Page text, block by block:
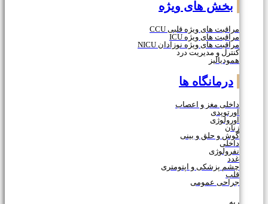
بخش های ویژه
مراقبت های ویژه قلبی CCU
مراقبت های ویژه ICU
مراقبت های ویژه نوزادان NICU
کنترل و مدیریت درد
همودیالیز
درمانگاه ها
داخلی مغز و اعصاب
اورتوپدی
اورولوژی
گوش و حلق و بینی
داخلی
نفرولوژی
چشم پزشکی و اپتومتری
جراحی عمومی